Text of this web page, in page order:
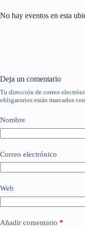
No hay eventos en esta
Deja un comentario
Tu dirección de correo
obligatorios están marcados con
Nombre
Correo electrónico
Web
Añadir comentario *